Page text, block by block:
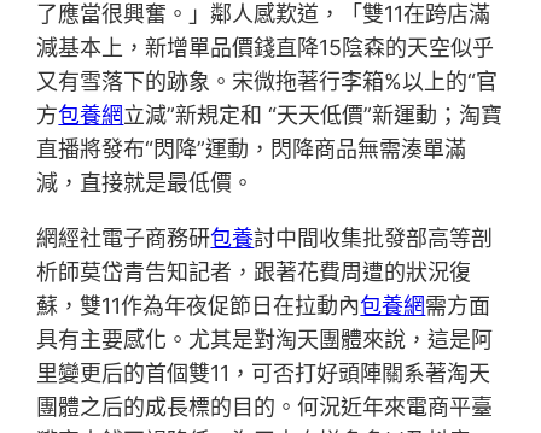
了應當很興奮。」鄰人感歎道，「雙11在跨店滿
減基本上，新增單品價錢直降15陰森的天空似乎
又有雪落下的跡象。宋微拖著行李箱%以上的“官
方包養網立減”新規定和 “天天低價”新運動；淘寶
直播將發布“閃降”運動，閃降商品無需湊單滿
減，直接就是最低價。
網經社電子商務研包養討中間收集批發部高等剖
析師莫岱青告知記者，跟著花費周遭的狀況復
蘇，雙11作為年夜促節日在拉動內包養網需方面
具有主要感化。尤其是對淘天團體來說，這是阿
里變更后的首個雙11，可否打好頭陣關系著淘天
團體之后的成長標的目的。何況近年來電商平臺